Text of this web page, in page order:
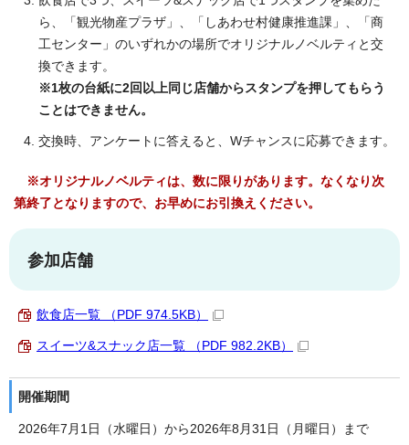
ら、「観光物産プラザ」、「しあわせ村健康推進課」、「商
工センター」のいずれかの場所でオリジナルノベルティと交
換できます。
※1枚の台紙に2回以上同じ店舗からスタンプを押してもらう
ことはできません。
交換時、アンケートに答えると、Wチャンスに応募できます。
※オリジナルノベルティは、数に限りがあります。なくなり次
第終了となりますので、お早めにお引換えください。
参加店舗
飲食店一覧 （PDF 974.5KB）
スイーツ&スナック店一覧 （PDF 982.2KB）
開催期間
2026年7月1日（水曜日）から2026年8月31日（月曜日）まで